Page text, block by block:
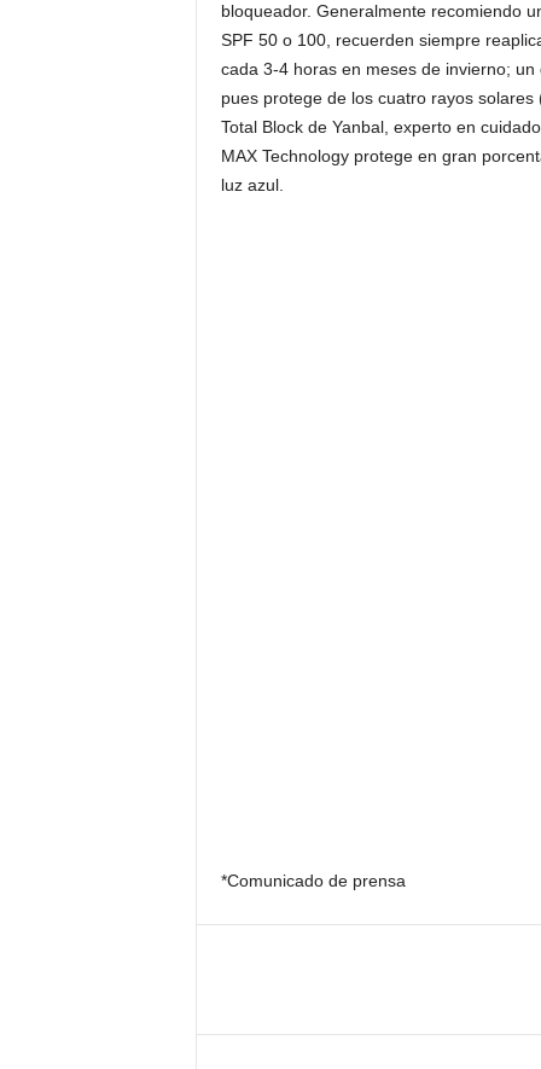
bloqueador. Generalmente recomiendo
SPF 50 o 100, recuerden siempre
cada 3-4 horas en meses de invierno;
pues protege de los cuatro rayos
Total Block de Yanbal, experto en
MAX Technology protege en gran
luz azul.
*Comunicado de prensa